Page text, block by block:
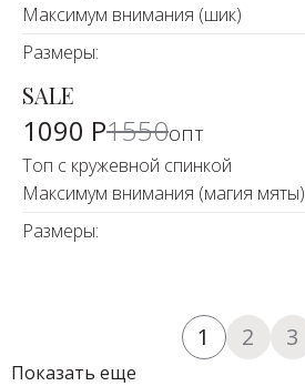
Максимум внимания (шик)
Размеры:
-27%
SALE
1090 Р1550опт
Топ с кружевной спинкой
Максимум внимания (магия мяты)
Размеры:
1 2 3
Показать еще